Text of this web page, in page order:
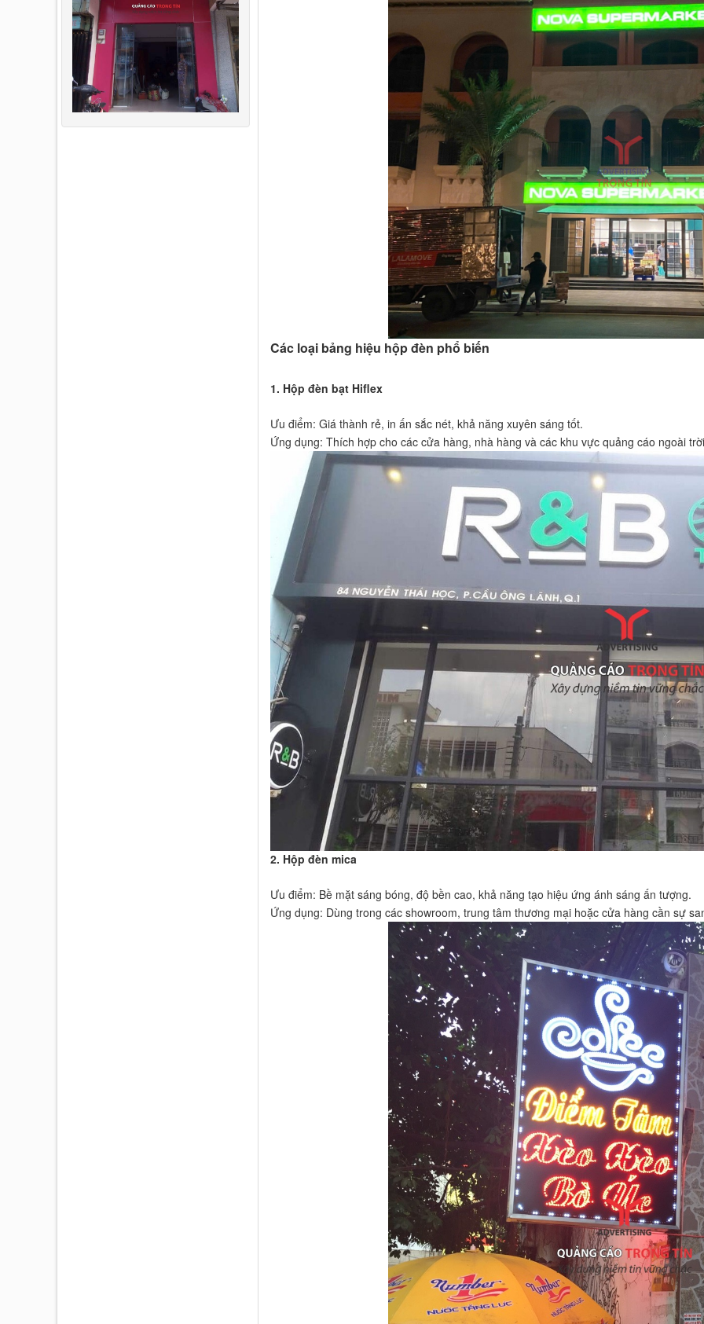
Các loại bảng hiệu hộp đèn phổ biến
1. Hộp đèn bạt Hiflex
Ưu điểm: Giá thành rẻ, in ấn sắc nét, khả năng xuyên sáng tốt.
Ứng dụng: Thích hợp cho các cửa hàng, nhà hàng và các khu vực quảng cáo ngoài
2. Hộp đèn mica
Ưu điểm: Bề mặt sáng bóng, độ bền cao, khả năng tạo hiệu ứng ánh sáng ấn tượng.
Ứng dụng: Dùng trong các showroom, trung tâm thương mại hoặc cửa hàng cần sự